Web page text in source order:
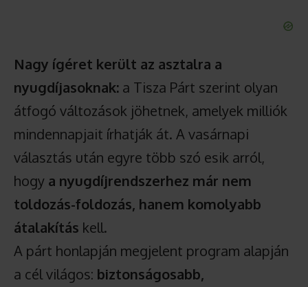
Nagy ígéret került az asztalra a
nyugdíjasoknak: a Tisza Párt szerint olyan
átfogó változások jöhetnek, amelyek milliók
mindennapjait írhatják át. A vasárnapi
választás után egyre több szó esik arról,
hogy a nyugdíjrendszerhez már nem
toldozás-foldozás, hanem komolyabb
átalakítás kell.
A párt honlapján megjelent program alapján
a cél világos: biztonságosabb,